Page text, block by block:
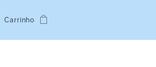
Carrinho